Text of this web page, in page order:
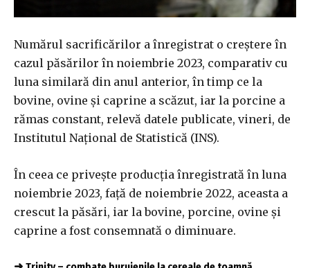
Numărul sacrificărilor a înregistrat o creştere în
cazul păsărilor în noiembrie 2023, comparativ cu
luna similară din anul anterior, în timp ce la
bovine, ovine şi caprine a scăzut, iar la porcine a
rămas constant, relevă datele publicate, vineri, de
Institutul Naţional de Statistică (INS).
În ceea ce priveşte producţia înregistrată în luna
noiembrie 2023, faţă de noiembrie 2022, aceasta a
crescut la păsări, iar la bovine, porcine, ovine şi
caprine a fost consemnată o diminuare.